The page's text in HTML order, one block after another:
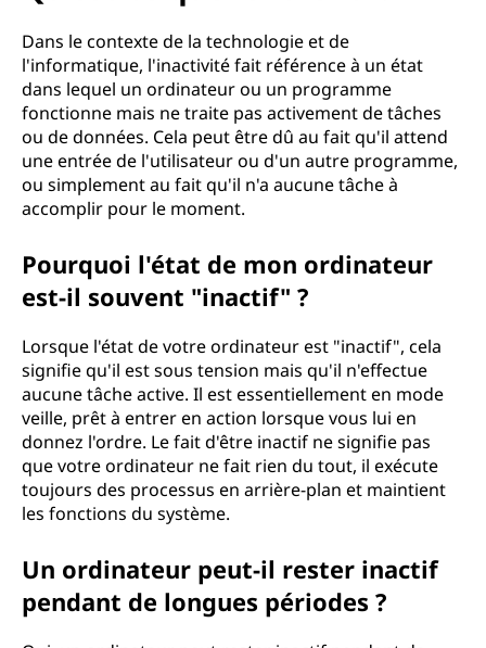
n
Dans le contexte de la technologie et de
l'informatique, l'inactivité fait référence à un état
dans lequel un ordinateur ou un programme
fonctionne mais ne traite pas activement de tâches
ou de données. Cela peut être dû au fait qu'il attend
une entrée de l'utilisateur ou d'un autre programme,
ou simplement au fait qu'il n'a aucune tâche à
accomplir pour le moment.
Pourquoi l'état de mon ordinateur
est-il souvent "inactif" ?
Lorsque l'état de votre ordinateur est "inactif", cela
signifie qu'il est sous tension mais qu'il n'effectue
aucune tâche active. Il est essentiellement en mode
veille, prêt à entrer en action lorsque vous lui en
donnez l'ordre. Le fait d'être inactif ne signifie pas
que votre ordinateur ne fait rien du tout, il exécute
toujours des processus en arrière-plan et maintient
les fonctions du système.
Un ordinateur peut-il rester inactif
pendant de longues périodes ?